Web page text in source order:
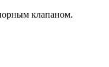
клапаном.